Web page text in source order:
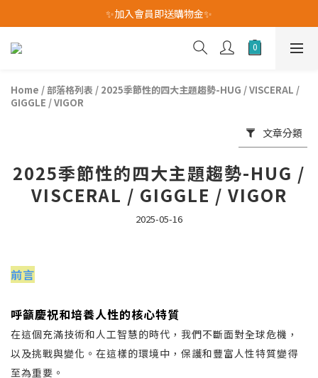
我愛爸爸★全館消費滿$528元免運費(活動至8/10)
✨加入會員即送購物金✨
我愛爸爸★全館消費滿$528元免運費(活動至8/10)
Home / 部落格列表 / 2025季節性的四大主題趨勢-HUG / VISCERAL /
GIGGLE / VIGOR
文章分類
2025季節性的四大主題趨勢-HUG /
VISCERAL / GIGGLE / VIGOR
2025-05-16
前言
呼籲慶祝和培養人性的核心特質
在這個充滿技術和人工智慧的時代，我們不斷面對全球危機，
以及挑戰與變化。在這樣的環境中，保護和豐富人性特質變得
至為重要。